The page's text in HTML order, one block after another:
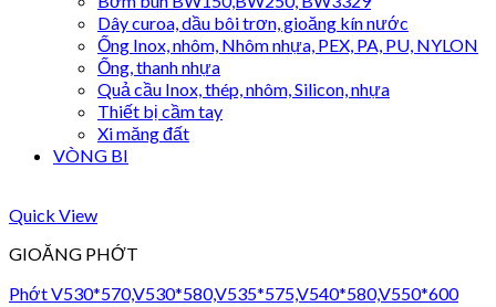
Dây curoa, dầu bôi trơn, gioăng kín nước
Ống Inox, nhôm, Nhôm nhựa, PEX, PA, PU, NYLON
Ống, thanh nhựa
Quả cầu Inox, thép, nhôm, Silicon, nhựa
Thiết bị cầm tay
Xi măng đất
VÒNG BI
Quick View
GIOĂNG PHỚT
Phớt V530*570,V530*580,V535*575,V540*580,V550*600